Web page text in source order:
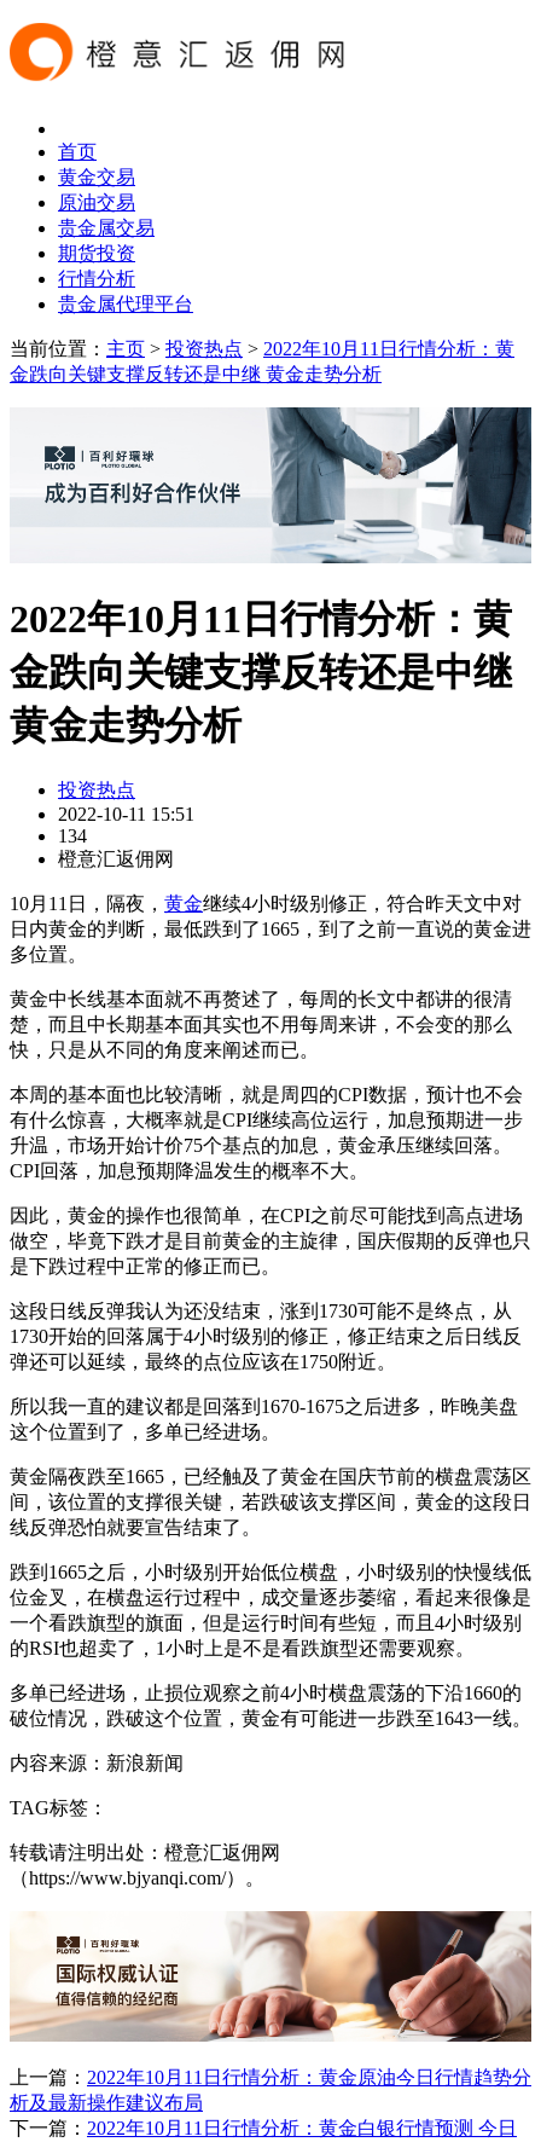
首页
黄金交易
原油交易
贵金属交易
期货投资
行情分析
贵金属代理平台
当前位置： 主页 > 投资热点 > 2022年10月11日行情分析：黄
金跌向关键支撑反转还是中继 黄金走势分析
2022年10月11日行情分析：黄
金跌向关键支撑反转还是中继
黄金走势分析
投资热点
2022-10-11 15:51
134
橙意汇返佣网
10月11日，隔夜， 黄金继续4小时级别修正，符合昨天文中对
日内黄金的判断，最低跌到了1665，到了之前一直说的黄金进
多位置。
黄金中长线基本面就不再赘述了，每周的长文中都讲的很清
楚，而且中长期基本面其实也不用每周来讲，不会变的那么
快，只是从不同的角度来阐述而已。
本周的基本面也比较清晰，就是周四的CPI数据，预计也不会
有什么惊喜，大概率就是CPI继续高位运行，加息预期进一步
升温，市场开始计价75个基点的加息，黄金承压继续回落。
CPI回落，加息预期降温发生的概率不大。
因此，黄金的操作也很简单，在CPI之前尽可能找到高点进场
做空，毕竟下跌才是目前黄金的主旋律，国庆假期的反弹也只
是下跌过程中正常的修正而已。
这段日线反弹我认为还没结束，涨到1730可能不是终点，从
1730开始的回落属于4小时级别的修正，修正结束之后日线反
弹还可以延续，最终的点位应该在1750附近。
所以我一直的建议都是回落到1670-1675之后进多，昨晚美盘
这个位置到了，多单已经进场。
黄金隔夜跌至1665，已经触及了黄金在国庆节前的横盘震荡区
间，该位置的支撑很关键，若跌破该支撑区间，黄金的这段日
线反弹恐怕就要宣告结束了。
跌到1665之后，小时级别开始低位横盘，小时级别的快慢线低
位金叉，在横盘运行过程中，成交量逐步萎缩，看起来很像是
一个看跌旗型的旗面，但是运行时间有些短，而且4小时级别
的RSI也超卖了，1小时上是不是看跌旗型还需要观察。
多单已经进场，止损位观察之前4小时横盘震荡的下沿1660的
破位情况，跌破这个位置，黄金有可能进一步跌至1643一线。
内容来源：新浪新闻
TAG标签：
转载请注明出处：橙意汇返佣网
（https://www.bjyanqi.com/）。
上一篇： 2022年10月11日行情分析：黄金原油今日行情趋势分
析及最新操作建议布局
下一篇： 2022年10月11日行情分析：黄金白银行情预测 今日